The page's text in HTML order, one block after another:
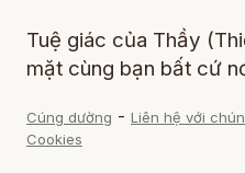
Tuệ giác của Thầy
mặt cùng bạn bất cứ
Cúng dường - Liên hệ với
Cookies